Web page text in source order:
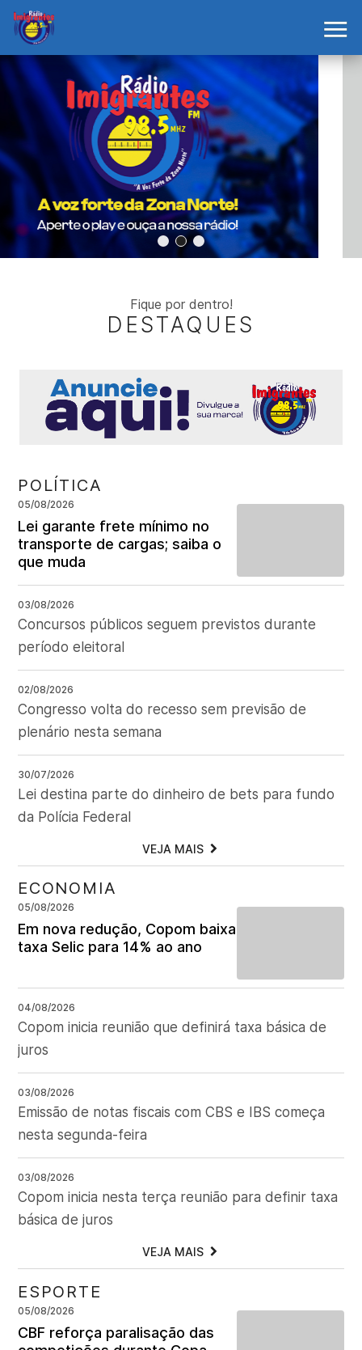
Fique por dentro!
DESTAQUES
POLÍTICA
05/08/2026
Lei garante frete mínimo no
transporte de cargas; saiba o
que muda
03/08/2026
Concursos públicos seguem previstos durante
período eleitoral
02/08/2026
Congresso volta do recesso sem previsão de
plenário nesta semana
30/07/2026
Lei destina parte do dinheiro de bets para fundo
da Polícia Federal
VEJA MAIS
ECONOMIA
05/08/2026
Em nova redução, Copom baixa
taxa Selic para 14% ao ano
04/08/2026
Copom inicia reunião que definirá taxa básica de
juros
03/08/2026
Emissão de notas fiscais com CBS e IBS começa
nesta segunda-feira
03/08/2026
Copom inicia nesta terça reunião para definir taxa
básica de juros
VEJA MAIS
ESPORTE
05/08/2026
CBF reforça paralisação das